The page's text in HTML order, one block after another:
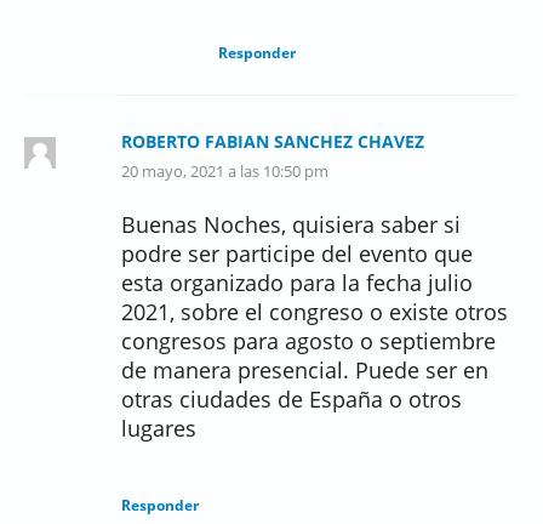
Responder
ROBERTO FABIAN SANCHEZ CHAVEZ
20 mayo, 2021 a las 10:50 pm
Buenas Noches, quisiera saber si
podre ser participe del evento que
esta organizado para la fecha julio
2021, sobre el congreso o existe otros
congresos para agosto o septiembre
de manera presencial. Puede ser en
otras ciudades de España o otros
lugares
Responder